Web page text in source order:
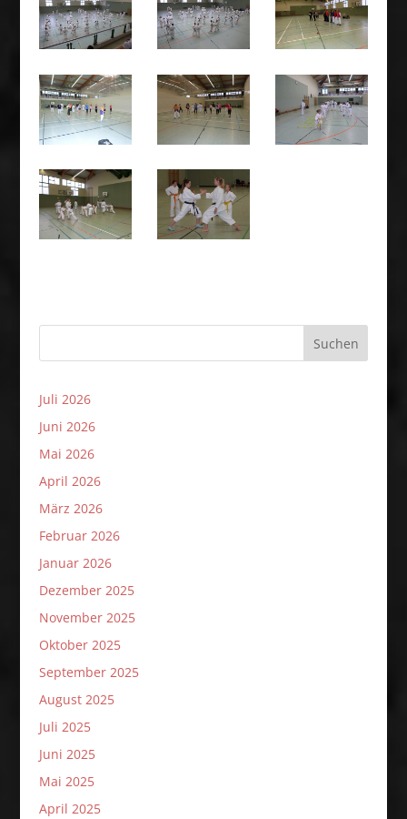
Suchen
Juli 2026
Juni 2026
Mai 2026
April 2026
März 2026
Februar 2026
Januar 2026
Dezember 2025
November 2025
Oktober 2025
September 2025
August 2025
Juli 2025
Juni 2025
Mai 2025
April 2025